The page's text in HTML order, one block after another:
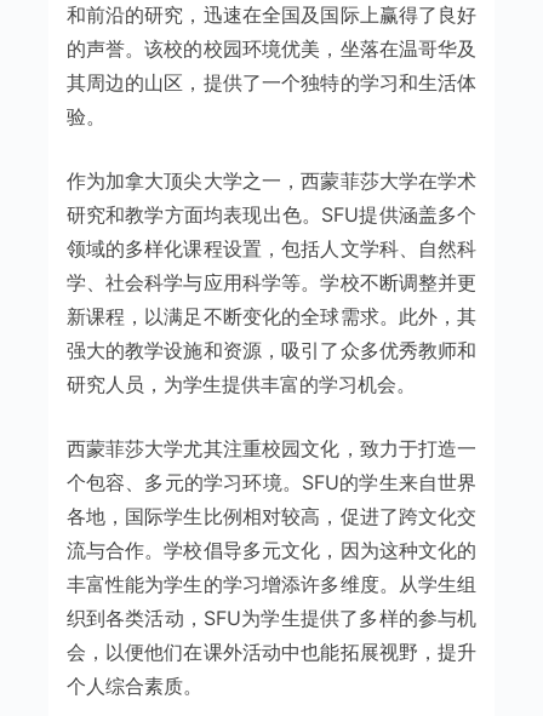
和前沿的研究，迅速在全国及国际上赢得了良好
的声誉。该校的校园环境优美，坐落在温哥华及
其周边的山区，提供了一个独特的学习和生活体
验。
作为加拿大顶尖大学之一，西蒙菲莎大学在学术
研究和教学方面均表现出色。SFU提供涵盖多个
领域的多样化课程设置，包括人文学科、自然科
学、社会科学与应用科学等。学校不断调整并更
新课程，以满足不断变化的全球需求。此外，其
强大的教学设施和资源，吸引了众多优秀教师和
研究人员，为学生提供丰富的学习机会。
西蒙菲莎大学尤其注重校园文化，致力于打造一
个包容、多元的学习环境。SFU的学生来自世界
各地，国际学生比例相对较高，促进了跨文化交
流与合作。学校倡导多元文化，因为这种文化的
丰富性能为学生的学习增添许多维度。从学生组
织到各类活动，SFU为学生提供了多样的参与机
会，以便他们在课外活动中也能拓展视野，提升
个人综合素质。